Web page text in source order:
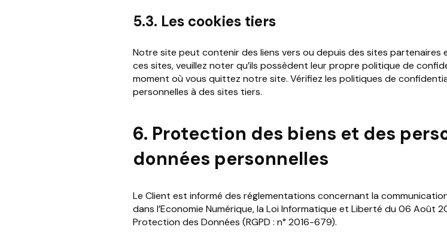
5.3. Les cookies tiers
Notre site peut contenir des liens vers ou depuis des sites partenaires
ces sites, veuillez noter qu’ils possèdent leur propre politique de
moment où vous quittez notre site. Vérifiez les politiques de
personnelles à des sites tiers.
6. Protection des biens et des
données personnelles
Le Client est informé des réglementations concernant la
dans l’Economie Numérique, la Loi Informatique et Liberté du 06 Août
Protection des Données (RGPD : n° 2016-679).